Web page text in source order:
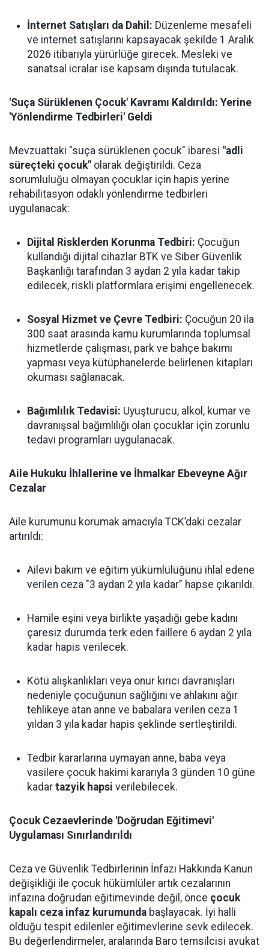
İnternet Satışları da Dahil: Düzenleme mesafeli
ve internet satışlarını kapsayacak şekilde 1 Aralık
2026 itibarıyla yürürlüğe girecek. Mesleki ve
sanatsal icralar ise kapsam dışında tutulacak.
'Suça Sürüklenen Çocuk' Kavramı Kaldırıldı: Yerine
'Yönlendirme Tedbirleri' Geldi
Mevzuattaki "suça sürüklenen çocuk" ibaresi "adli
süreçteki çocuk" olarak değiştirildi. Ceza
sorumluluğu olmayan çocuklar için hapis yerine
rehabilitasyon odaklı yönlendirme tedbirleri
uygulanacak:
Dijital Risklerden Korunma Tedbiri: Çocuğun
kullandığı dijital cihazlar BTK ve Siber Güvenlik
Başkanlığı tarafından 3 aydan 2 yıla kadar takip
edilecek, riskli platformlara erişimi engellenecek.
Sosyal Hizmet ve Çevre Tedbiri: Çocuğun 20 ila
300 saat arasında kamu kurumlarında toplumsal
hizmetlerde çalışması, park ve bahçe bakımı
yapması veya kütüphanelerde belirlenen kitapları
okuması sağlanacak.
Bağımlılık Tedavisi: Uyuşturucu, alkol, kumar ve
davranışsal bağımlılığı olan çocuklar için zorunlu
tedavi programları uygulanacak.
Aile Hukuku İhlallerine ve İhmalkar Ebeveyne Ağır
Cezalar
Aile kurumunu korumak amacıyla TCK’daki cezalar
artırıldı:
Ailevi bakım ve eğitim yükümlülüğünü ihlal edene
verilen ceza "3 aydan 2 yıla kadar" hapse çıkarıldı.
Hamile eşini veya birlikte yaşadığı gebe kadını
çaresiz durumda terk eden faillere 6 aydan 2 yıla
kadar hapis verilecek.
Kötü alışkanlıkları veya onur kırıcı davranışları
nedeniyle çocuğunun sağlığını ve ahlakını ağır
tehlikeye atan anne ve babalara verilen ceza 1
yıldan 3 yıla kadar hapis şeklinde sertleştirildi.
Tedbir kararlarına uymayan anne, baba veya
vasilere çocuk hakimi kararıyla 3 günden 10 güne
kadar tazyik hapsi verilebilecek.
Çocuk Cezaevlerinde 'Doğrudan Eğitimevi'
Uygulaması Sınırlandırıldı
Ceza ve Güvenlik Tedbirlerinin İnfazı Hakkında Kanun
değişikliği ile çocuk hükümlüler artık cezalarının
infazına doğrudan eğitimevinde değil, önce çocuk
kapalı ceza infaz kurumunda başlayacak. İyi halli
olduğu tespit edilenler eğitimevlerine sevk edilecek.
Bu değerlendirmeler, aralarında Baro temsilcisi avukat